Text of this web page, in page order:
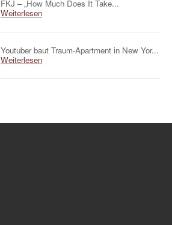
FKJ – „How Much Does It Take...
Weiterlesen
Youtuber baut Traum-Apartment in New Yor...
Weiterlesen